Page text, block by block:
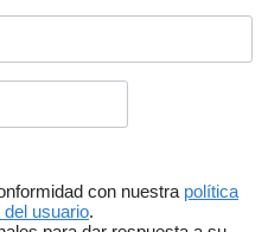
con nuestra política
usuario.